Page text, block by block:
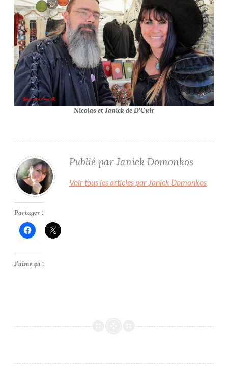
Nicolas et Janick de D’Cuir
Publié parJanick Domonkos
Voir tous les articles par Janick Domonkos
Partager :
J’aime ça :